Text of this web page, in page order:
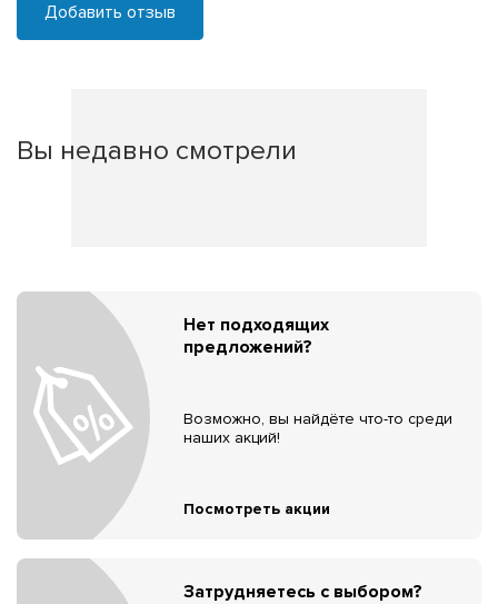
Добавить отзыв
Вы недавно смотрели
Нет подходящих
предложений?
Возможно, вы найдёте что-то среди
наших акций!
Посмотреть акции
Затрудняетесь с выбором?